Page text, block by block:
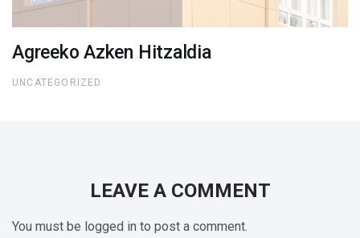
Agreeko Azken Hitzaldia
UNCATEGORIZED
LEAVE A COMMENT
You must be logged in to post a comment.